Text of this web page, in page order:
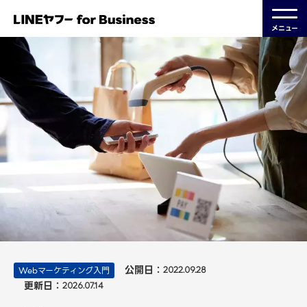
メニュー
Webマーケティング入門 公開日： 2022.09.28
更新日： 2026.07.14